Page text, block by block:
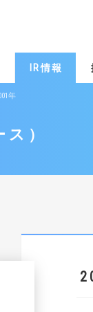
IR情報
年
ス